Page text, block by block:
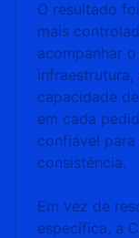
O resultado
mais
acompanhar
infraestrutura,
capacidade
em cada
confiável
consistência.
Em vez de
específica, a